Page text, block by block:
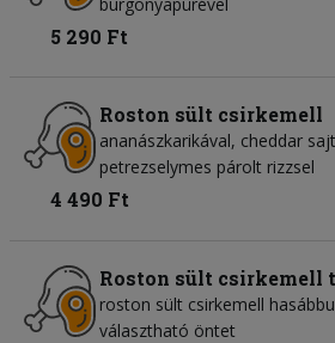
5 290 Ft
Roston sült csirkemell
ananászkarikával, cheddar
petrezselymes párolt rizzsel
4 490 Ft
Roston sült csirkemell
roston sült csirkemell
választható öntet